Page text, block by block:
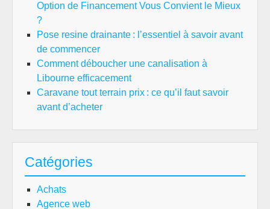
Option de Financement Vous Convient le Mieux
?
Pose resine drainante : l’essentiel à savoir avant
de commencer
Comment déboucher une canalisation à
Libourne efficacement
Caravane tout terrain prix : ce qu’il faut savoir
avant d’acheter
Catégories
Achats
Agence web